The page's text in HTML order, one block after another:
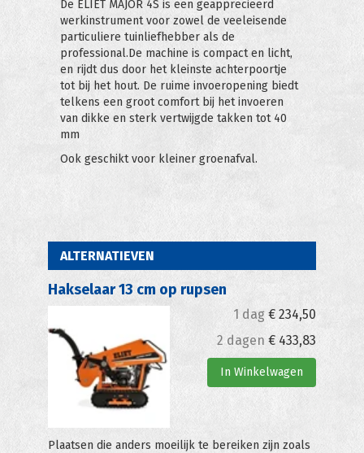
De ELIET MAJOR 4S is een geapprecieerd
werkinstrument voor zowel de veeleisende
particuliere tuinliefhebber als de
professional.De machine is compact en licht,
en rijdt dus door het kleinste achterpoortje
tot bij het hout. De ruime invoeropening biedt
telkens een groot comfort bij het invoeren
van dikke en sterk vertwijgde takken tot 40
mm
Ook geschikt voor kleiner groenafval.
ALTERNATIEVEN
Hakselaar 13 cm op rupsen
1 dag € 234,50
2 dagen € 433,83
In Winkelwagen
Plaatsen die anders moeilijk te bereiken zijn zoals